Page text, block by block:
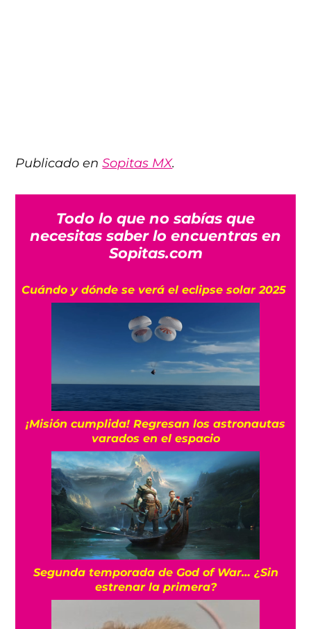
Publicado enSopitas MX.
Todo lo que no sabías que
necesitas saber lo encuentras en
Sopitas.com
Cuándo y dónde se verá el eclipse solar 2025
¡Misión cumplida! Regresan los astronautas
varados en el espacio
Segunda temporada de God of War… ¿Sin
estrenar la primera?